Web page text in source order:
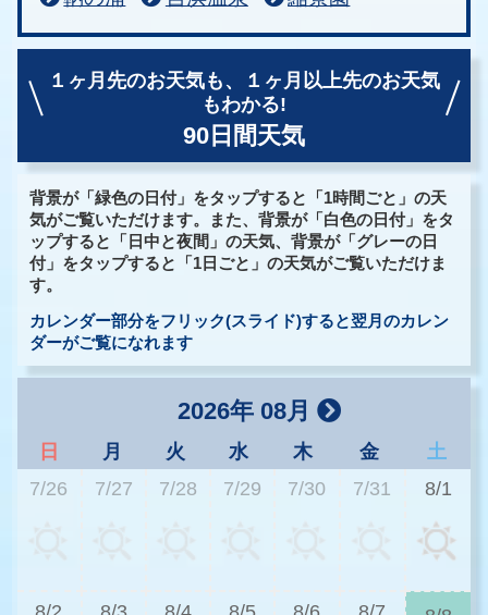
１ヶ月先のお天気も、
１ヶ月以上先のお天気
もわかる!
90日間天気
背景が「緑色の日付」をタップすると「1時間ごと」の天
気がご覧いただけます。また、背景が「白色の日付」をタ
ップすると「日中と夜間」の天気、背景が「グレーの日
付」をタップすると「1日ごと」の天気がご覧いただけま
す。
カレンダー部分をフリック(スライド)すると翌月のカレン
ダーがご覧になれます
2026年 08月
日 月 火 水 木 金
土
7/26
7/27 7/28 7/29 7/30 7/31 8/1